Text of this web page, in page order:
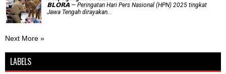
𝗕𝗟𝗢𝗥𝗔 — Peringatan Hari Pers Nasional (HPN) 2025 tingkat
Jawa Tengah dirayakan...
Next More »
LABELS